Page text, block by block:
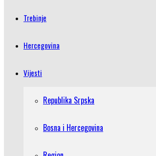
Trebinje
Hercegovina
Vijesti
Republika Srpska
Bosna i Hercegovina